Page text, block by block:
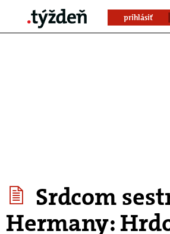
prihlásiť
Srdcom
Hermany: